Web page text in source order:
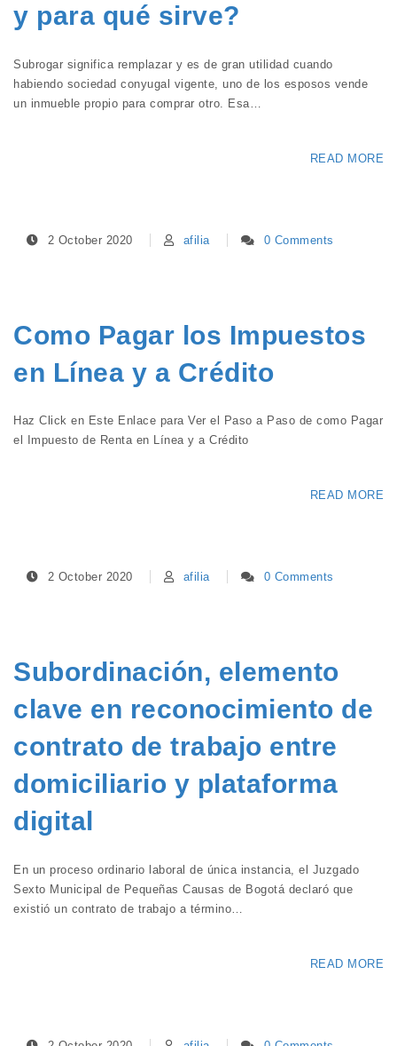
y para qué sirve?
Subrogar significa remplazar y es de gran utilidad cuando
habiendo sociedad conyugal vigente, uno de los esposos vende
un inmueble propio para comprar otro. Esa…
READ MORE
2 October 2020 afilia 0 Comments
Como Pagar los Impuestos
en Línea y a Crédito
Haz Click en Este Enlace para Ver el Paso a Paso de como Pagar
el Impuesto de Renta en Línea y a Crédito
READ MORE
2 October 2020 afilia 0 Comments
Subordinación, elemento
clave en reconocimiento de
contrato de trabajo entre
domiciliario y plataforma
digital
En un proceso ordinario laboral de única instancia, el Juzgado
Sexto Municipal de Pequeñas Causas de Bogotá declaró que
existió un contrato de trabajo a término…
READ MORE